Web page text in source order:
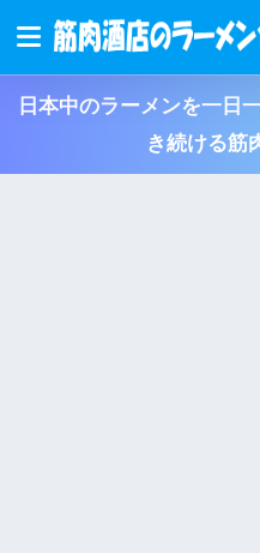
日本中のラーメンを一日
き続ける筋